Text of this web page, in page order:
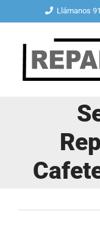
contenido
Llámanos